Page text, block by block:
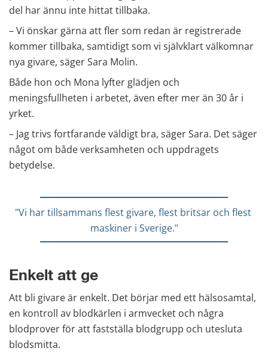
del har ännu inte hittat tillbaka.
– Vi önskar gärna att fler som redan är registrerade
kommer tillbaka, samtidigt som vi självklart välkomnar
nya givare, säger Sara Molin.
Både hon och Mona lyfter glädjen och
meningsfullheten i arbetet, även efter mer än 30 år i
yrket.
– Jag trivs fortfarande väldigt bra, säger Sara. Det säger
något om både verksamheten och uppdragets
betydelse.
"Vi har tillsammans flest givare, flest britsar och flest
maskiner i Sverige."
Enkelt att ge
Att bli givare är enkelt. Det börjar med ett hälsosamtal,
en kontroll av blodkärlen i armvecket och några
blodprover för att fastställa blodgrupp och utesluta
blodsmitta.